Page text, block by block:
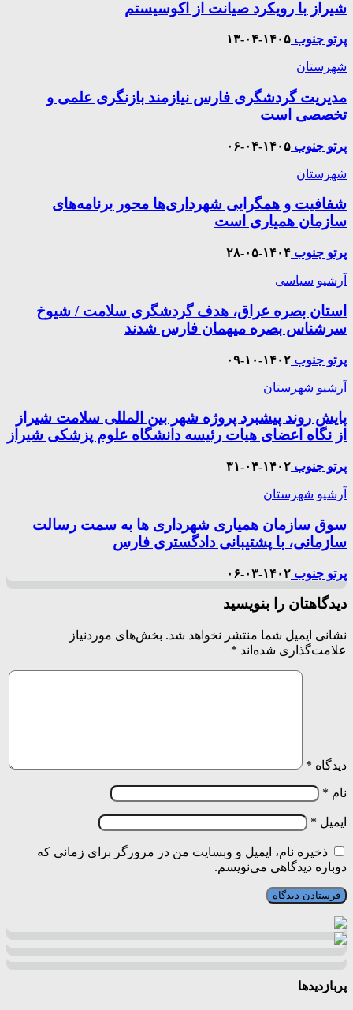
شیراز با رویکرد صیانت از اکوسیستم
پرتو جنوب ۱۴۰۵-۰۴-۱۳
شهرستان
مدیریت گردشگری فارس نیازمند بازنگری علمی و
تخصصی است
پرتو جنوب ۱۴۰۵-۰۴-۰۶
شهرستان
شفافیت و همگرایی شهرداری‌ها محور برنامه‌های
سازمان همیاری است
پرتو جنوب ۱۴۰۴-۰۵-۲۸
آرشیو سیاسی
استان بصره عراق، هدف گردشگری سلامت / شیوخ
سرشناس بصره میهمان فارس شدند
پرتو جنوب ۱۴۰۲-۱۰-۰۹
آرشیو شهرستان
پایش روند پیشبرد پروژه شهر بین المللی سلامت شیراز
از نگاه اعضای هیات رئیسه دانشگاه علوم پزشکی شیراز
پرتو جنوب ۱۴۰۲-۰۴-۳۱
آرشیو شهرستان
سوق سازمان همیاری شهرداری ها به سمت رسالت
سازمانی، با پشتیبانی دادگستری فارس
پرتو جنوب ۱۴۰۲-۰۳-۰۶
دیدگاهتان را بنویسید
نشانی ایمیل شما منتشر نخواهد شد. بخش‌های موردنیاز
علامت‌گذاری شده‌اند *
دیدگاه *
نام *
ایمیل *
ذخیره نام، ایمیل و وبسایت من در مرورگر برای زمانی که
دوباره دیدگاهی می‌نویسم.
پربازدیدها